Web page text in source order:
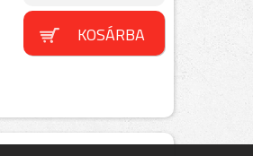
KOSÁRBA